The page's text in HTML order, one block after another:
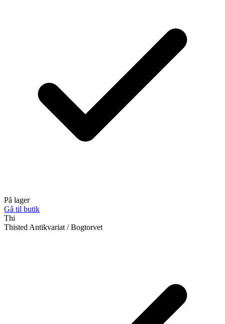
På lager
Gå til butik
Thi
Thisted Antikvariat / Bogtorvet